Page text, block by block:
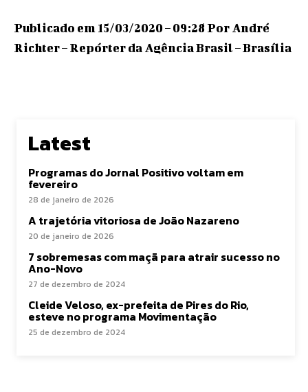
Publicado em 15/03/2020 – 09:28 Por André
Richter – Repórter da Agência Brasil – Brasília
Latest
Programas do Jornal Positivo voltam em
fevereiro
28 de janeiro de 2026
A trajetória vitoriosa de João Nazareno
20 de janeiro de 2026
7 sobremesas com maçã para atrair sucesso no
Ano-Novo
27 de dezembro de 2024
Cleide Veloso, ex-prefeita de Pires do Rio,
esteve no programa Movimentação
25 de dezembro de 2024